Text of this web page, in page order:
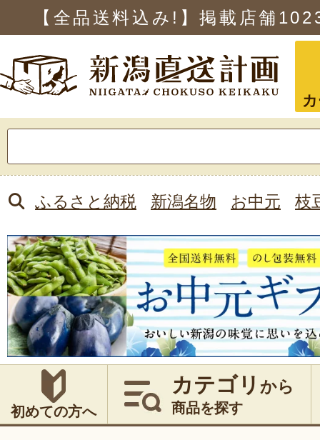
【全品送料込み!】掲載店舗
索:
ふるさと納税 新潟名物 お中元 枝
初めての方へ
カテゴリ から
商品を探す